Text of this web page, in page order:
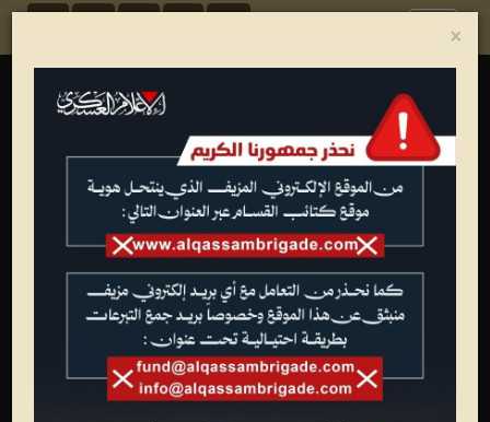
ألبوم الصور
شهداء القسام تصاميم فنية عمليات جهادية الجيل الأول للقسام
تدريبات وعروض عسكرية متفرقات وفاء الأحرار
×